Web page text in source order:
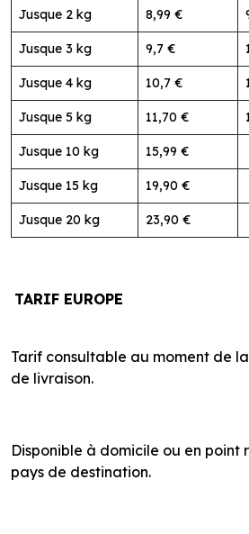
Jusque 2 kg 8,99 €
Jusque 3 kg 9,7 €
Jusque 4 kg 10,7 €
Jusque 5 kg 11,70 €
Jusque 10 kg 15,99 €
Jusque 15 kg 19,90 €
Jusque 20 kg 23,90 €
TARIF EUROPE
Tarif consultable au moment de
de livraison.
Disponible à domicile ou en
pays de destination.